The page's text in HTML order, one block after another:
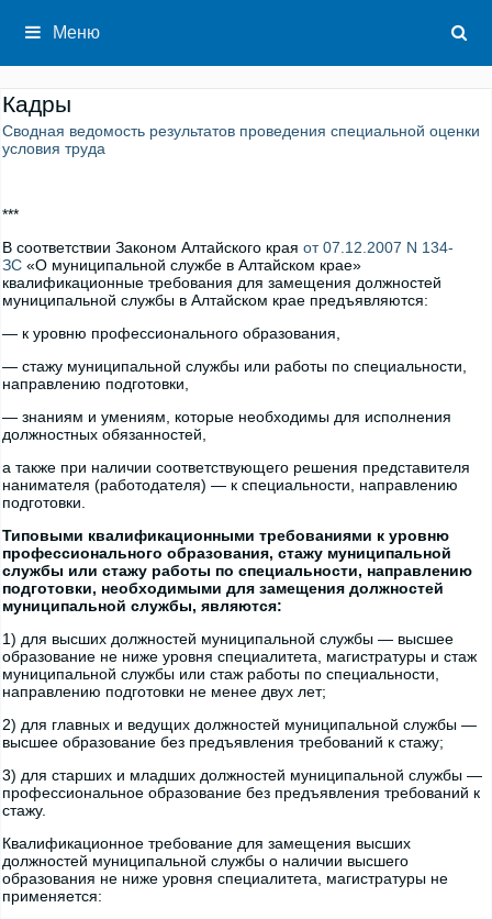
содержимому
Меню
Кадры
Сводная ведомость результатов проведения специальной оценки
условия труда
***
В соответствии Законом Алтайского края от 07.12.2007 N 134-
ЗС «О муниципальной службе в Алтайском крае»
квалификационные требования для замещения должностей
муниципальной службы в Алтайском крае предъявляются:
— к уровню профессионального образования,
— стажу муниципальной службы или работы по специальности,
направлению подготовки,
— знаниям и умениям, которые необходимы для исполнения
должностных обязанностей,
а также при наличии соответствующего решения представителя
нанимателя (работодателя) — к специальности, направлению
подготовки.
Типовыми квалификационными требованиями к уровню
профессионального образования, стажу муниципальной
службы или стажу работы по специальности, направлению
подготовки, необходимыми для замещения должностей
муниципальной службы, являются:
1) для высших должностей муниципальной службы — высшее
образование не ниже уровня специалитета, магистратуры и стаж
муниципальной службы или стаж работы по специальности,
направлению подготовки не менее двух лет;
2) для главных и ведущих должностей муниципальной службы —
высшее образование без предъявления требований к стажу;
3) для старших и младших должностей муниципальной службы —
профессиональное образование без предъявления требований к
стажу.
Квалификационное требование для замещения высших
должностей муниципальной службы о наличии высшего
образования не ниже уровня специалитета, магистратуры не
применяется: